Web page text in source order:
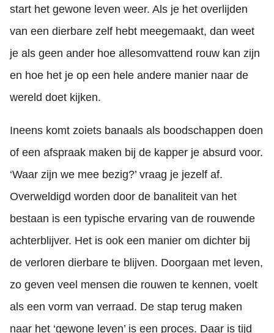
start het gewone leven weer. Als je het overlijden
van een dierbare zelf hebt meegemaakt, dan weet
je als geen ander hoe allesomvattend rouw kan zijn
en hoe het je op een hele andere manier naar de
wereld doet kijken.
Ineens komt zoiets banaals als boodschappen doen
of een afspraak maken bij de kapper je absurd voor.
‘Waar zijn we mee bezig?’ vraag je jezelf af.
Overweldigd worden door de banaliteit van het
bestaan is een typische ervaring van de rouwende
achterblijver. Het is ook een manier om dichter bij
de verloren dierbare te blijven. Doorgaan met leven,
zo geven veel mensen die rouwen te kennen, voelt
als een vorm van verraad. De stap terug maken
naar het ‘gewone leven’ is een proces. Daar is tijd